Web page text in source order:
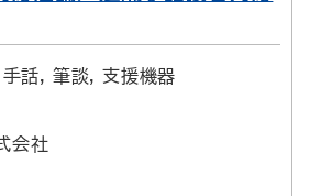
話, 筆談, 支援機器
会社